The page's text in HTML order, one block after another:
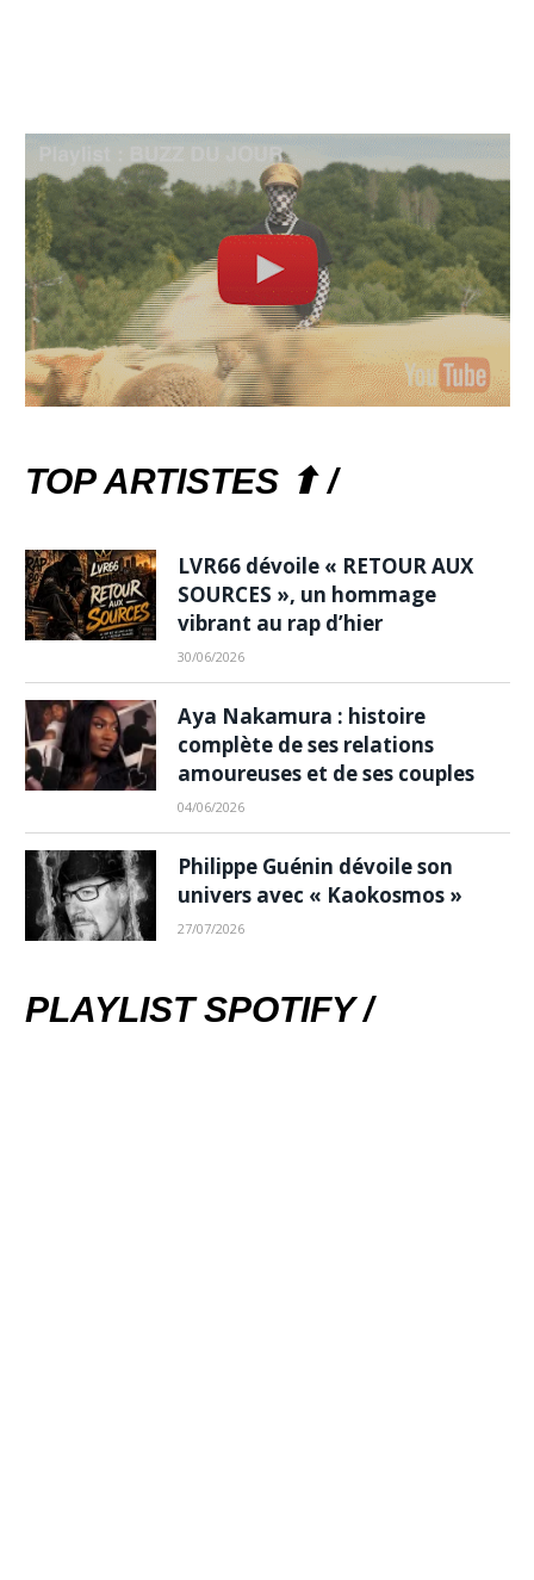
TOP ARTISTES ⬆ /
LVR66 dévoile « RETOUR AUX
SOURCES », un hommage
vibrant au rap d’hier
30/06/2026
Aya Nakamura : histoire
complète de ses relations
amoureuses et de ses couples
04/06/2026
Philippe Guénin dévoile son
univers avec « Kaokosmos »
27/07/2026
PLAYLIST SPOTIFY /